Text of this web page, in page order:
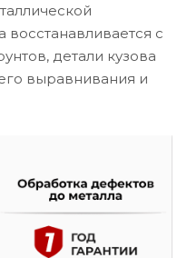
восстанавливается с
детали кузова
выравнивания и